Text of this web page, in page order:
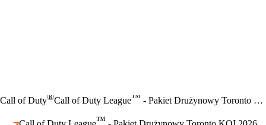
Call of Duty®Call of Duty League™ - Pakiet Drużynowy Toronto KOI 2026
™